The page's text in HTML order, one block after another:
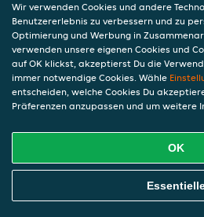
Wir verwenden Cookies und andere
Benutzererlebnis zu verbessern und zu
Optimierung und Werbung in
verwenden unsere eigenen Cookies und
auf OK klickst, akzeptierst Du die
immer notwendige Cookies. Wähle
entscheiden, welche Cookies Du
Präferenzen anzupassen und um weitere
OK